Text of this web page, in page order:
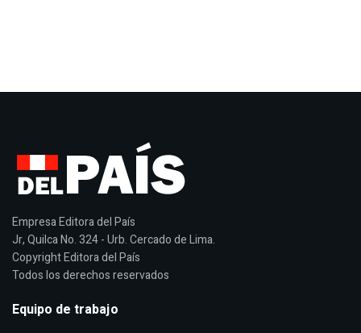
Empresa Editora del País
Jr, Quilca No. 324 - Urb. Cercado de Lima.
Copyright Editora del País
Todos los derechos reservados
Equipo de trabajo